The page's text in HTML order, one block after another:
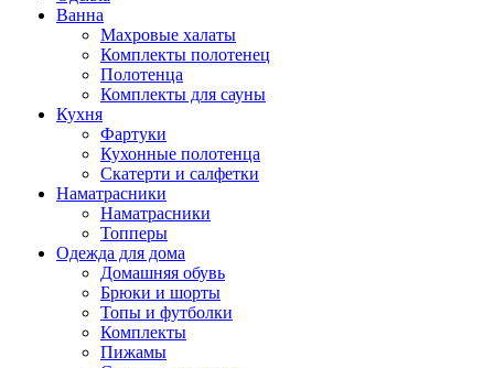
Ванна
Махровые халаты
Комплекты полотенец
Полотенца
Комплекты для сауны
Кухня
Фартуки
Кухонные полотенца
Скатерти и салфетки
Наматрасники
Наматрасники
Топперы
Одежда для дома
Домашняя обувь
Брюки и шорты
Топы и футболки
Комплекты
Пижамы